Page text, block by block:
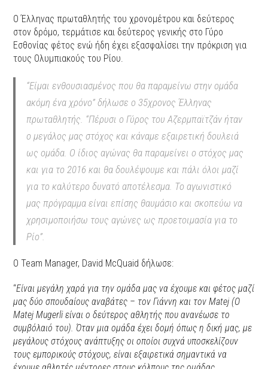
Ο Έλληνας πρωταθλητής του χρονομέτρου και δεύτερος
στον δρόμο, τερμάτισε και δεύτερος γενικής στο Γύρο
Εσθονίας φέτος ενώ ήδη έχει εξασφαλίσει την πρόκριση για
τους Ολυμπιακούς του Ρίου.
“Είμαι ενθουσιασμένος που θα παραμείνω στην ομάδα
ακόμη ένα χρόνο” δήλωσε ο 35χρονος Έλληνας
πρωταθλητής. “Πέρυσι ο Γύρος του Αζερμπαϊτζάν ήταν
ο μεγάλος μας στόχος και κάναμε εξαιρετική δουλειά
ως ομάδα. Ο ίδιος αγώνας θα παραμείνει ο στόχος μας
και για το 2016 και θα δουλέψουμε και πάλι όλοι μαζί
για το καλύτερο δυνατό αποτέλεσμα. Το αγωνιστικό
μας πρόγραμμα είναι επίσης θαυμάσιο και σκοπεύω να
χρησιμοποιήσω τους αγώνες ως προετοιμασία για το
Ρίο”.
Ο Team Manager, David McQuaid δήλωσε:
“Είναι μεγάλη χαρά για την ομάδα μας να έχουμε και φέτος μαζί
μας δύο σπουδαίους αναβάτες – τον Γιάννη και τον Matej (Ο
Matej Mugerli είναι ο δεύτερος αθλητής που ανανέωσε το
συμβόλαιό του). Όταν μια ομάδα έχει δομή όπως η δική μας, με
μεγάλους στόχους ανάπτυξης οι οποίοι συχνά υποσκελίζουν
τους εμπορικούς στόχους, είναι εξαιρετικά σημαντικά να